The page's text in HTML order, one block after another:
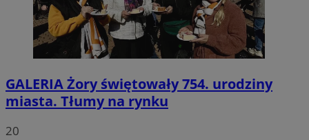
GALERIAŻory świętowały 754. urodziny
miasta. Tłumy na rynku
20